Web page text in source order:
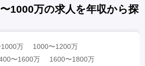
1000万の求人を年収から探
万
1000〜1200万
〜1600万
1600〜1800万